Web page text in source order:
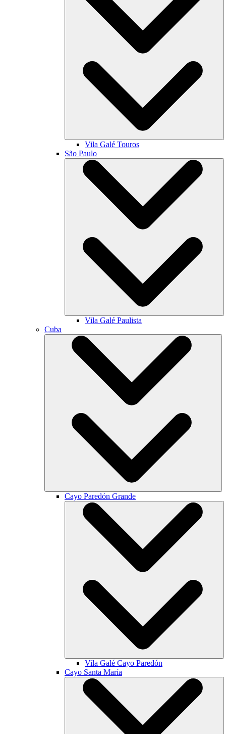
Vila Galé Touros
São Paulo
Vila Galé Paulista
Cuba
Cayo Paredón Grande
Vila Galé Cayo Paredón
Cayo Santa María